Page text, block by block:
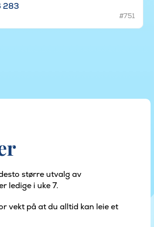
283
#751
større utvalg av
ledige i uke 7.
vekt på at du alltid kan leie et